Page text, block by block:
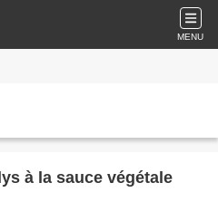
MENU
à la sauce végétale